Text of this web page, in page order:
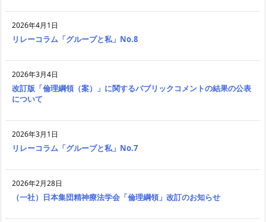
2026年4月1日
リレーコラム「グループと私」No.8
2026年3月4日
改訂版「倫理綱領（案）」に関するパブリックコメントの結果の公表
について
2026年3月1日
リレーコラム「グループと私」No.7
2026年2月28日
（一社）日本集団精神療法学会「倫理綱領」改訂のお知らせ